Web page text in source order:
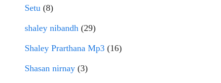
Setu (8)
shaley nibandh (29)
Shaley Prarthana Mp3 (16)
Shasan nirnay (3)